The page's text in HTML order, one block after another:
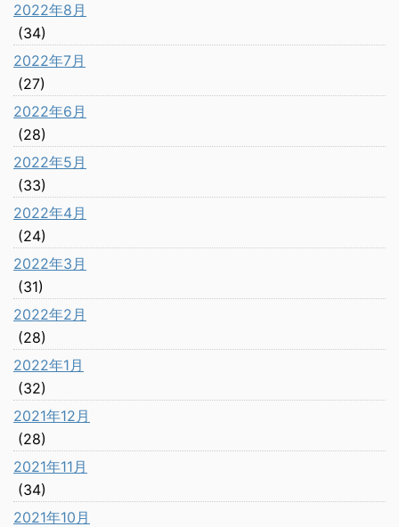
2022年8月
(34)
2022年7月
(27)
2022年6月
(28)
2022年5月
(33)
2022年4月
(24)
2022年3月
(31)
2022年2月
(28)
2022年1月
(32)
2021年12月
(28)
2021年11月
(34)
2021年10月